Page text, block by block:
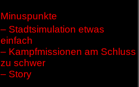
Minuspunkte
– Stadtsimulation etwas
einfach
– Kampfmissionen am Schluss
zu schwer
– Story